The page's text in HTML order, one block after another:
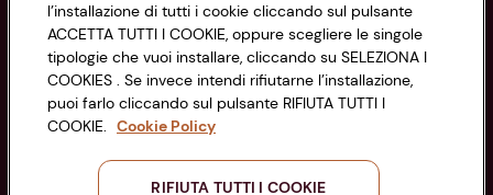
Servizio clienti
Seguici sui Social:
l’installazione di tutti i cookie cliccando sul pulsante
ACCETTA TUTTI I COOKIE, oppure scegliere le singole
tipologie che vuoi installare, cliccando su SELEZIONA I
COOKIES . Se invece intendi rifiutarne l’installazione,
puoi farlo cliccando sul pulsante RIFIUTA TUTTI I
COOKIE. Cookie Policy
RIFIUTA TUTTI I COOKIE